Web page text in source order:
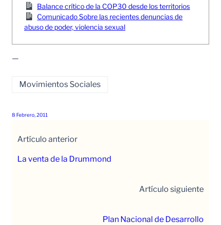
Balance crítico de la COP30 desde los territorios
Comunicado Sobre las recientes denuncias de
abuso de poder, violencia sexual
—
Movimientos Sociales
8 Febrero, 2011
Artículo anterior
La venta de la Drummond
Artículo siguiente
Plan Nacional de Desarrollo